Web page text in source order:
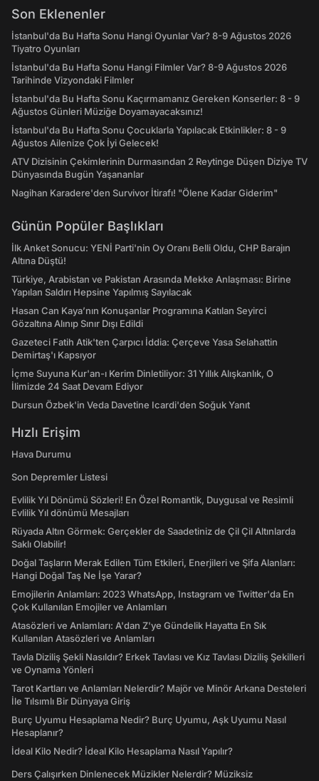
Son Eklenenler
İstanbul'da Bu Hafta Sonu Hangi Oyunlar Var? 8-9 Ağustos 2026
Tiyatro Oyunları
İstanbul'da Bu Hafta Sonu Hangi Filmler Var? 8-9 Ağustos 2026
Tarihinde Vizyondaki Filmler
İstanbul'da Bu Hafta Sonu Kaçırmamanız Gereken Konserler: 8 - 9
Ağustos Günleri Müziğe Doyamayacaksınız!
İstanbul'da Bu Hafta Sonu Çocuklarla Yapılacak Etkinlikler: 8 - 9
Ağustos Ailenize Çok İyi Gelecek!
ATV Dizisinin Çekimlerinin Durmasından 2 Reytinge Düşen Diziye TV
Dünyasında Bugün Yaşananlar
Nagihan Karadere'den Survivor İtirafı! "Ölene Kadar Giderim"
Günün Popüler Başlıkları
İlk Anket Sonucu: YENİ Parti'nin Oy Oranı Belli Oldu, CHP Barajın
Altına Düştü!
Türkiye, Arabistan ve Pakistan Arasında Mekke Anlaşması: Birine
Yapılan Saldırı Hepsine Yapılmış Sayılacak
Hasan Can Kaya’nın Konuşanlar Programına Katılan Seyirci
Gözaltına Alınıp Sınır Dışı Edildi
Gazeteci Fatih Atik'ten Çarpıcı İddia: Çerçeve Yasa Selahattin
Demirtaş'ı Kapsıyor
İçme Suyuna Kur'an-ı Kerim Dinletiliyor: 31 Yıllık Alışkanlık, O
İlimizde 24 Saat Devam Ediyor
Dursun Özbek'in Veda Davetine Icardi'den Soğuk Yanıt
Hızlı Erişim
Hava Durumu
Son Depremler Listesi
Evlilik Yıl Dönümü Sözleri! En Özel Romantik, Duygusal ve Resimli
Evlilik Yıl dönümü Mesajları
Rüyada Altın Görmek: Gerçekler de Saadetiniz de Çil Çil Altınlarda
Saklı Olabilir!
Doğal Taşların Merak Edilen Tüm Etkileri, Enerjileri ve Şifa Alanları:
Hangi Doğal Taş Ne İşe Yarar?
Emojilerin Anlamları: 2023 WhatsApp, Instagram ve Twitter'da En
Çok Kullanılan Emojiler ve Anlamları
Atasözleri ve Anlamları: A'dan Z'ye Gündelik Hayatta En Sık
Kullanılan Atasözleri ve Anlamları
Tavla Diziliş Şekli Nasıldır? Erkek Tavlası ve Kız Tavlası Diziliş Şekilleri
ve Oynama Yönleri
Tarot Kartları ve Anlamları Nelerdir? Majör ve Minör Arkana Desteleri
İle Tılsımlı Bir Dünyaya Giriş
Burç Uyumu Hesaplama Nedir? Burç Uyumu, Aşk Uyumu Nasıl
Hesaplanır?
İdeal Kilo Nedir? İdeal Kilo Hesaplama Nasıl Yapılır?
Ders Çalışırken Dinlenecek Müzikler Nelerdir? Müziksiz